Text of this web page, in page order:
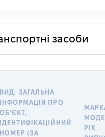
засоби
ВИД, ЗАГАЛЬНА
ІНФОРМАЦІЯ ПРО
ОБʼЄКТ,
ІДЕНТИФІКАЦІЙНИЙ
НОМЕР (ЗА
РІК